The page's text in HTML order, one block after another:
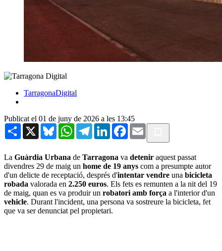
TarragonaDigital
Publicat el 01 de juny de 2026 a les 13:45
Share X BlueskyWhatsAppTelegramLinkedInFacebook
Email
La Guàrdia Urbana de Tarragona va detenir aquest passat
divendres 29 de maig un home de 19 anys com a presumpte autor
d'un delicte de receptació, després d'intentar vendre una bicicleta
robada valorada en 2.250 euros. Els fets es remunten a la nit del 19
de maig, quan es va produir un robatori amb força a l'interior d'un
vehicle. Durant l'incident, una persona va sostreure la bicicleta, fet
que va ser denunciat pel propietari.